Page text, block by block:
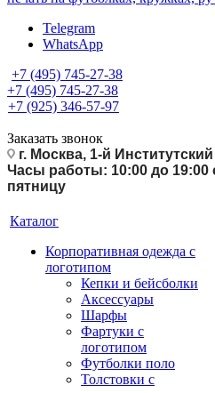
Telegram
WhatsApp
+7 (495) 745-27-38
+7 (495) 745-27-38
+7 (925) 346-57-97
Заказать звонок
г. Москва, 1-й
Часы работы: 10:00 до 19:00
пятницу
Каталог
Корпоративная одежда с
логотипом
Кепки и бейсболки
Аксессуары
Шарфы
Фартуки с
логотипом
Футболки поло
Толстовки с